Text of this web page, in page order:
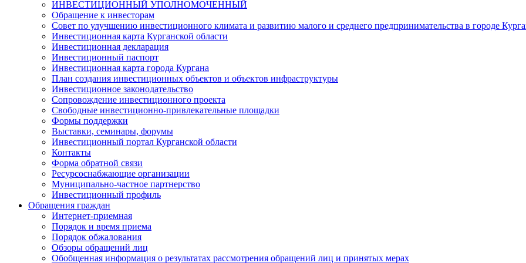
ИНВЕСТИЦИОННЫЙ УПОЛНОМОЧЕННЫЙ
Обращение к инвесторам
Совет по улучшению инвестиционного климата и развитию малого и среднего предпринимательства в городе
Инвестиционная карта Курганской области
Инвестиционная декларация
Инвестиционный паспорт
Инвестиционная карта города Кургана
План создания инвестиционных объектов и объектов инфраструктуры
Инвестиционное законодательство
Сопровождение инвестиционного проекта
Свободные инвестиционно-привлекательные площадки
Формы поддержки
Выставки, семинары, форумы
Инвестиционный портал Курганской области
Контакты
Форма обратной связи
Ресурсоснабжающие организации
Муниципально-частное партнерство
Инвестиционный профиль
Обращения граждан
Интернет-приемная
Порядок и время приема
Порядок обжалования
Обзоры обращений лиц
Обобщенная информация о результатах рассмотрения обращений лиц и принятых мерах